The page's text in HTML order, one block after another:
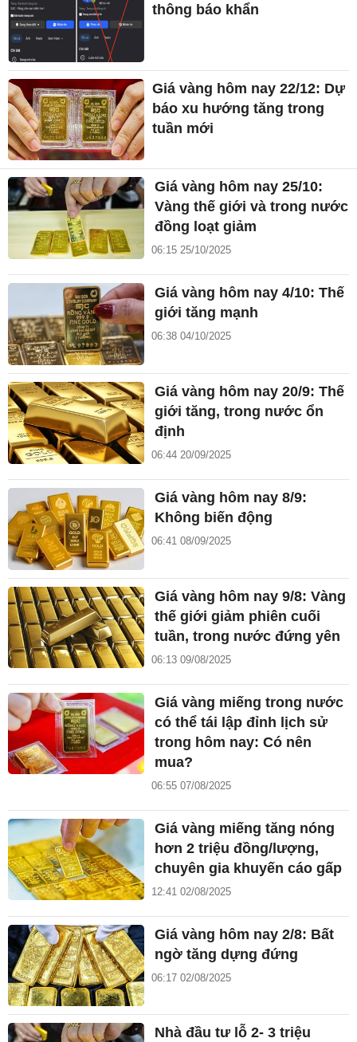
thông báo khẩn
Giá vàng hôm nay 22/12: Dự
báo xu hướng tăng trong
tuần mới
Giá vàng hôm nay 25/10:
Vàng thế giới và trong nước
đồng loạt giảm
06:15 25/10/2025
Giá vàng hôm nay 4/10: Thế
giới tăng mạnh
06:38 04/10/2025
Giá vàng hôm nay 20/9: Thế
giới tăng, trong nước ổn
định
06:44 20/09/2025
Giá vàng hôm nay 8/9:
Không biến động
06:41 08/09/2025
Giá vàng hôm nay 9/8: Vàng
thế giới giảm phiên cuối
tuần, trong nước đứng yên
06:13 09/08/2025
Giá vàng miếng trong nước
có thể tái lập đỉnh lịch sử
trong hôm nay: Có nên
mua?
06:55 07/08/2025
Giá vàng miếng tăng nóng
hơn 2 triệu đồng/lượng,
chuyên gia khuyến cáo gấp
12:41 02/08/2025
Giá vàng hôm nay 2/8: Bất
ngờ tăng dựng đứng
06:17 02/08/2025
Nhà đầu tư lỗ 2- 3 triệu